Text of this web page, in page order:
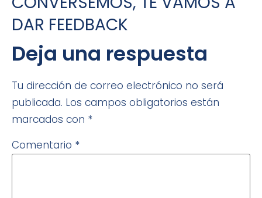
DAR FEEDBACK
Deja una respuesta
Tu dirección de correo electrónico no será
publicada. Los campos obligatorios están
marcados con *
Comentario *